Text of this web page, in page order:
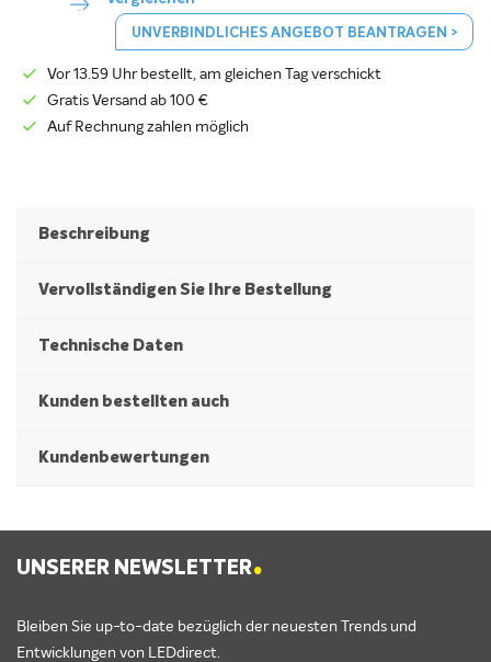
UNVERBINDLICHES ANGEBOT BEANTRAGEN >
Vor 13.59 Uhr bestellt, am gleichen Tag verschickt
Gratis Versand ab 100 €
Auf Rechnung zahlen möglich
Beschreibung
Vervollständigen Sie Ihre Bestellung
Technische Daten
Kunden bestellten auch
Kundenbewertungen
UNSERER NEWSLETTER.
Bleiben Sie up-to-date bezüglich der neuesten Trends und
Entwicklungen von LEDdirect.